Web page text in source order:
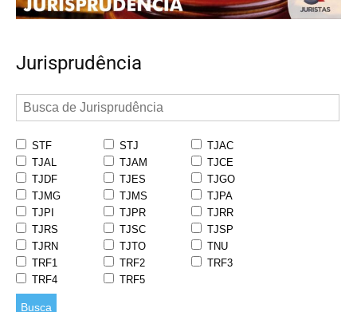
Jurisprudência
STF STJ
TJAC
TJAL
TJAM
TJCE
TJDF
TJES
TJGO
TJMG
TJMS
TJPA
TJPI
TJPR
TJRR
TJRS
TJSC
TJSP
TJRN
TJTO
TNU
TRF1
TRF2
TRF3
TRF4
TRF5
Busca